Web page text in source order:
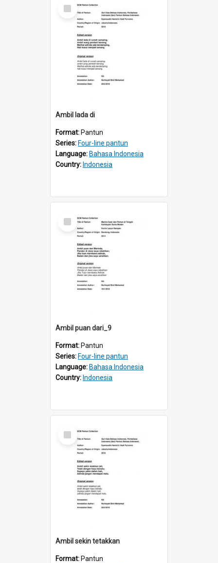
Select
Item
Ambil lada di
Format: Pantun
Series: Four-line pantun
Language: Bahasa Indonesia
Country: Indonesia
Select
Item
Ambil puan dari_9
Format: Pantun
Series: Four-line pantun
Language: Bahasa Indonesia
Country: Indonesia
Select
Item
Ambil sekin tetakkan
Format: Pantun